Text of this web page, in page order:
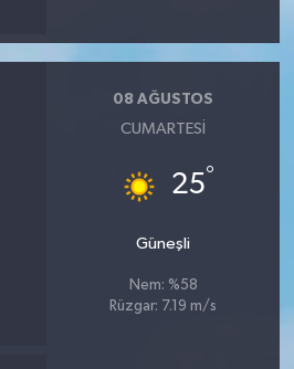
08 AĞUSTOS
CUMARTESI
25°
Güneşli
Nem: %58
Rüzgar: 7.19 m/s